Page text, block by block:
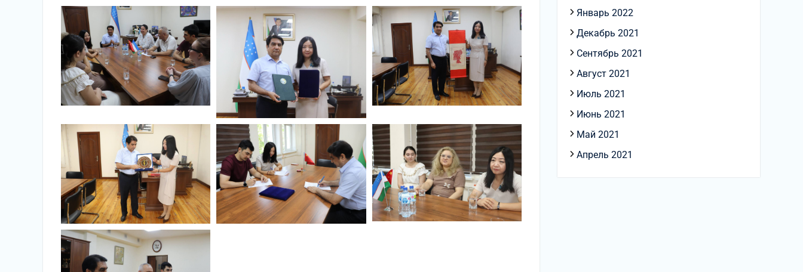
Январь 2022
Декабрь 2021
Сентябрь 2021
Август 2021
Июль 2021
Июнь 2021
Май 2021
Апрель 2021